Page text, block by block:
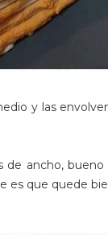
y las
ancho,
es que quede